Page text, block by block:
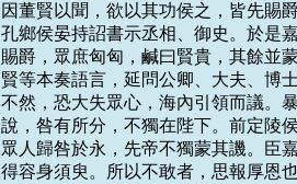
因董賢以聞，欲以其功侯之，皆先賜
孔鄉侯晏持詔書示丞相、御史。於是
賜爵，眾庶匈匈，鹹曰賢貴，其餘並
賢等本奏語言，延問公卿、大夫、博
不然，恐大失眾心，海內引領而議。
說，咎有所分，不獨在陛下。前定陵
眾人歸咎於永，先帝不獨蒙其譏。臣
得容身須臾。所以不敢者，思報厚恩